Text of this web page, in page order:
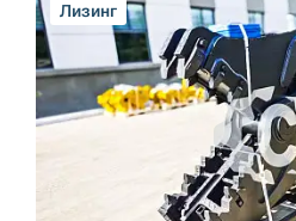
Лизинг
sksale@skdst.ru
+7 (499) 394-50-93